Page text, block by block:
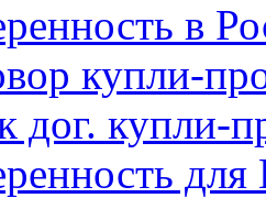
в
купли-
дог. купли-